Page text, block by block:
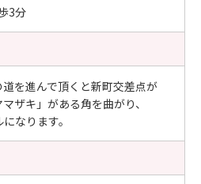
3分
を進んで頂くと新町交差点が
ザキ」がある角を曲がり、
なります。